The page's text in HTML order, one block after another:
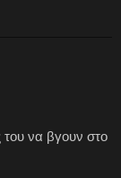
του να βγουν στο